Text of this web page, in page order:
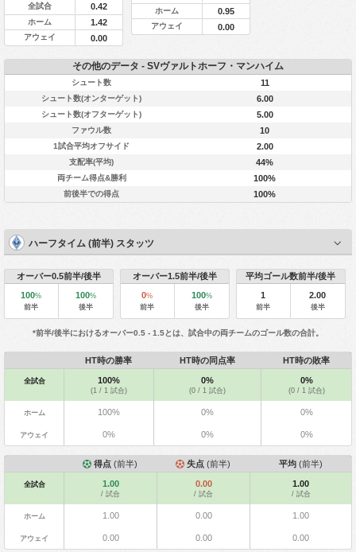
全試合 0.42
ホーム 1.42
アウェイ 0.00
ホーム 0.95
アウェイ 0.00
その他のデータ - SVヴァルトホーフ・マンハイム
シュート数 11
シュート数(オンターゲット) 6.00
シュート数(オフターゲット) 5.00
ファウル数 10
1試合平均オフサイド 2.00
支配率(平均) 44%
両チーム得点&勝利 100%
前後半での得点 100%
ハーフタイム (前半) スタッツ
オーバー0.5前半/後半
100%
前半
100%
後半
オーバー1.5前半/後半
0%
前半
100%
後半
平均ゴール数前半/後半
1
前半
2.00
後半
*前半/後半におけるオーバー0.5 - 1.5とは、試合中の両チームのゴール数の合計。
HT時の勝率 HT時の同点率 HT時の敗率
全試合 100%
(1 / 1 試合)
0%
(0 / 1 試合)
0%
(0 / 1 試合)
ホーム 100% 0% 0%
アウェイ 0% 0% 0%
得点 (前半) 失点 (前半) 平均(前半)
全試合 1.00
/ 試合
0.00
/ 試合
1.00
/ 試合
ホーム 1.00 0.00 1.00
アウェイ 0.00 0.00 0.00